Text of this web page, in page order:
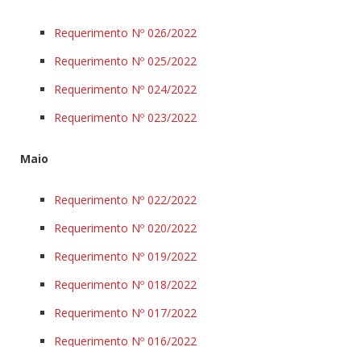
Requerimento Nº 026/2022
Requerimento Nº 025/2022
Requerimento Nº 024/2022
Requerimento Nº 023/2022
Maio
Requerimento Nº 022/2022
Requerimento Nº 020/2022
Requerimento Nº 019/2022
Requerimento Nº 018/2022
Requerimento Nº 017/2022
Requerimento Nº 016/2022